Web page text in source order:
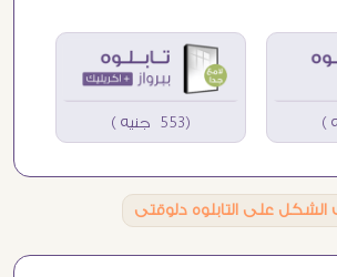
(553 جنيه )
على التابلوه دلوقتى